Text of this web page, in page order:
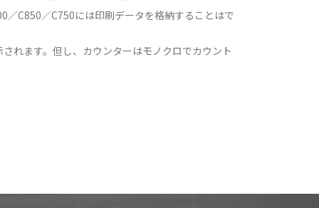
C850／C750には印刷データを格納することはで
れます。但し、カウンターはモノクロでカウント